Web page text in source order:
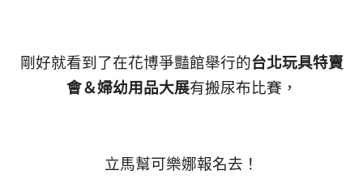
剛好就看到了在花博爭豔館舉行的台北玩具特賣
會＆婦幼用品大展有搬尿布比賽，
立馬幫可樂娜報名去！